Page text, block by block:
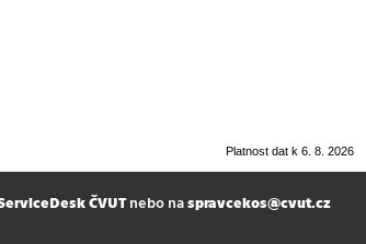
Platnost dat k 6. 8. 2026
ČVUTnebo naspravcekos@cvut.cz